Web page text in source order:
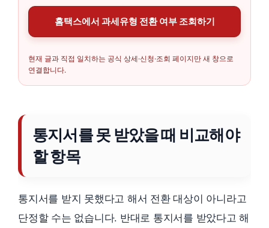
홈택스에서 과세유형 전환 여부 조회하기
현재 글과 직접 일치하는 공식 상세·신청·조회 페이지만 새 창으로
연결합니다.
통지서를 못 받았을 때 비교해야
할 항목
통지서를 받지 못했다고 해서 전환 대상이 아니라고
단정할 수는 없습니다. 반대로 통지서를 받았다고 해